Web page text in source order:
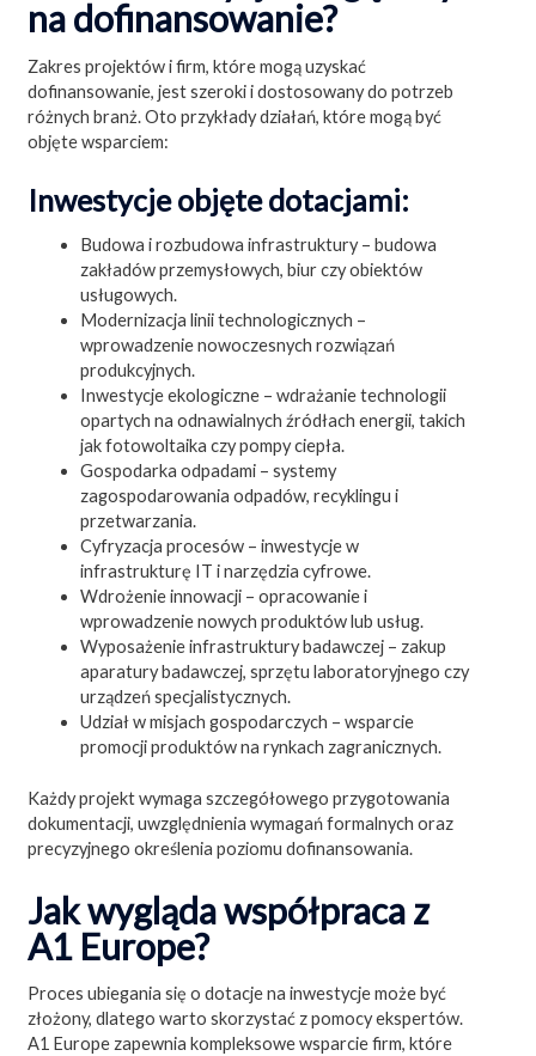
na dofinansowanie?
Zakres projektów i firm, które mogą uzyskać
dofinansowanie, jest szeroki i dostosowany do potrzeb
różnych branż. Oto przykłady działań, które mogą być
objęte wsparciem:
Inwestycje objęte dotacjami:
Budowa i rozbudowa infrastruktury – budowa
zakładów przemysłowych, biur czy obiektów
usługowych.
Modernizacja linii technologicznych –
wprowadzenie nowoczesnych rozwiązań
produkcyjnych.
Inwestycje ekologiczne – wdrażanie technologii
opartych na odnawialnych źródłach energii, takich
jak fotowoltaika czy pompy ciepła.
Gospodarka odpadami – systemy
zagospodarowania odpadów, recyklingu i
przetwarzania.
Cyfryzacja procesów – inwestycje w
infrastrukturę IT i narzędzia cyfrowe.
Wdrożenie innowacji – opracowanie i
wprowadzenie nowych produktów lub usług.
Wyposażenie infrastruktury badawczej – zakup
aparatury badawczej, sprzętu laboratoryjnego czy
urządzeń specjalistycznych.
Udział w misjach gospodarczych – wsparcie
promocji produktów na rynkach zagranicznych.
Każdy projekt wymaga szczegółowego przygotowania
dokumentacji, uwzględnienia wymagań formalnych oraz
precyzyjnego określenia poziomu dofinansowania.
Jak wygląda współpraca z
A1 Europe?
Proces ubiegania się o dotacje na inwestycje może być
złożony, dlatego warto skorzystać z pomocy ekspertów.
A1 Europe zapewnia kompleksowe wsparcie firm, które